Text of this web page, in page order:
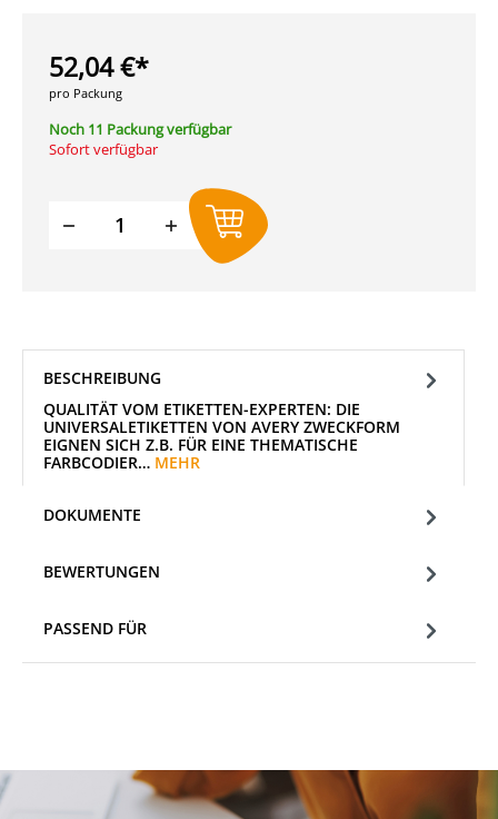
52,04 €*
pro Packung
Noch 11 Packung verfügbar
Sofort verfügbar
Produkt Anzahl: Gib den
BESCHREIBUNG
QUALITÄT VOM ETIKETTEN-EXPERTEN: DIE
UNIVERSALETIKETTEN VON AVERY ZWECKFORM
EIGNEN SICH Z.B. FÜR EINE THEMATISCHE
FARBCODIER… MEHR
DOKUMENTE
BEWERTUNGEN
PASSEND FÜR